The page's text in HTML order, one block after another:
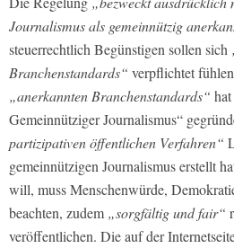
Journalismus als gemeinnützig
steuerrechtlich Begünstigen sollen sich
Branchenstandards“ verpflichtet
„anerkannten Branchenstandards“
Gemeinnütziger Journalismus“
partizipativen öffentlichen Verfahren“
gemeinnützigen Journalismus erstellt
will, muss Menschenwürde,
beachten, zudem „sorgfältig und fair“
veröffentlichen. Die auf der